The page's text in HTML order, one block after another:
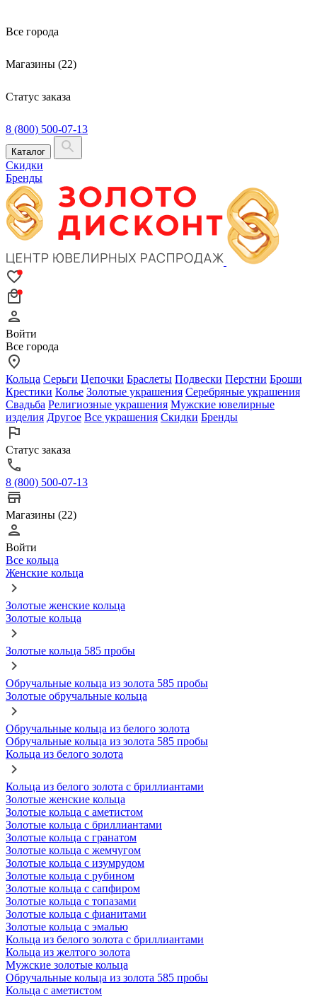
Все города
Магазины (22)
Статус заказа
8 (800) 500-07-13
Каталог
Скидки
Бренды
Войти
Все города
Кольца Серьги Цепочки Браслеты Подвески Перстни Броши
Крестики Колье Золотые украшения Серебряные украшения
Свадьба Религиозные украшения Мужские ювелирные
изделия Другое Все украшения Скидки Бренды
Статус заказа
8 (800) 500-07-13
Магазины (22)
Войти
Все кольца
Женские кольца
Золотые женские кольца
Золотые кольца
Золотые кольца 585 пробы
Обручальные кольца из золота 585 пробы
Золотые обручальные кольца
Обручальные кольца из белого золота
Обручальные кольца из золота 585 пробы
Кольца из белого золота
Кольца из белого золота с бриллиантами
Золотые женские кольца
Золотые кольца с аметистом
Золотые кольца с бриллиантами
Золотые кольца с гранатом
Золотые кольца с жемчугом
Золотые кольца с изумрудом
Золотые кольца с рубином
Золотые кольца с сапфиром
Золотые кольца с топазами
Золотые кольца с фианитами
Золотые кольца с эмалью
Кольца из белого золота с бриллиантами
Кольца из желтого золота
Мужские золотые кольца
Обручальные кольца из золота 585 пробы
Кольца с аметистом